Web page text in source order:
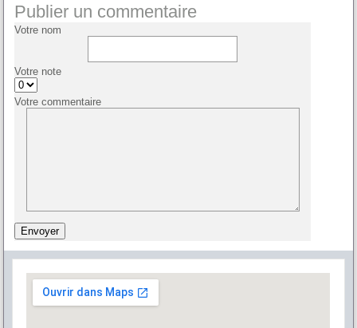
Publier un commentaire
Votre nom
Votre note
Votre commentaire